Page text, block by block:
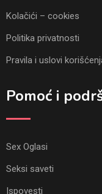
Kolačići – cookies
Politika privatnosti
Pravila i uslovi
Pomoć i
Sex Oglasi
Seksi saveti
Ispovesti